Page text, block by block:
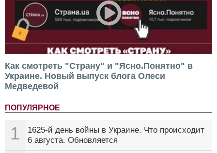
Как смотреть "Страну" и "Ясно.Понятно" в
Украине. Новый выпуск блога Олеси
Медведевой
ПОПУЛЯРНОЕ
1
1625-й день войны в Украине. Что происходит
6 августа. Обновляется